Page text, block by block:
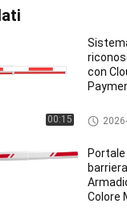
00:15
con
Sistema
Colore